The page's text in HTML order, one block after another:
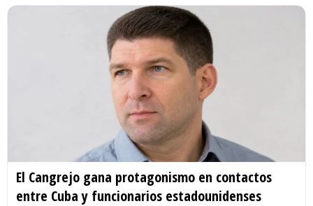
El Cangrejo gana protagonismo en contactos
entre Cuba y funcionarios estadounidenses